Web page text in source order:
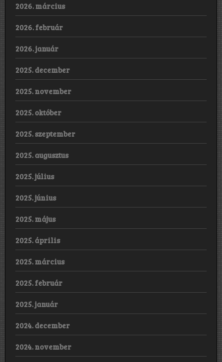
2026. március
2026. február
2026. január
2025. december
2025. november
2025. október
2025. szeptember
2025. augusztus
2025. július
2025. június
2025. május
2025. április
2025. március
2025. február
2025. január
2024. december
2024. november